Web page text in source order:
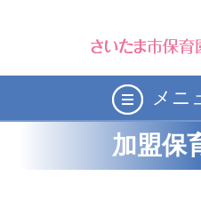
メニ
加盟保